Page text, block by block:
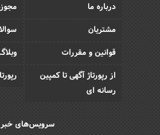
درباره ما
مشتریان
قوانین و مقررات
از رپورتاژ آگهی تا کمپین
رسانه ای
سرویس‌های